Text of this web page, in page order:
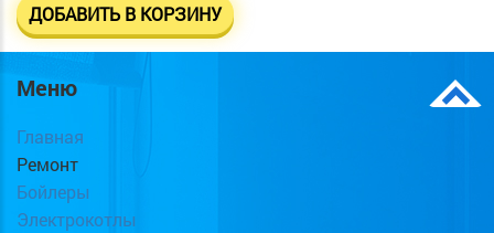
ДОБАВИТЬ В КОРЗИНУ
Меню
Главная
Ремонт
Бойлеры
Электрокотлы